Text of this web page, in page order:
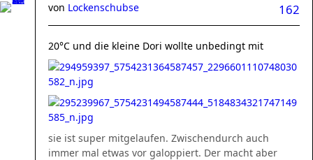
162
von Lockenschubse
20°C und die kleine Dori wollte unbedingt mit
sie ist super mitgelaufen. Zwischendurch auch
immer mal etwas vor galoppiert. Der macht aber